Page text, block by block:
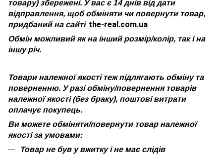
товару) збережені. У вас є 14 днів від дати
відправлення, щоб обміняти чи повернути товар,
придбаний на сайті the-real.com.ua
Обмін можливий як на інший розмір/колір, так і на
іншу річ.
Товари належної якості теж підлягають обміну та
поверненню. У разі обміну/повернення товарів
належної якості (без браку), поштові витрати
оплачує покупець.
Ви можете обміняти/повернути товар належної
якості за умовами:
Товар не був у вжитку і не має слідів